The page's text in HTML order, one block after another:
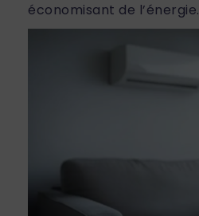
économisant de l’énergie.